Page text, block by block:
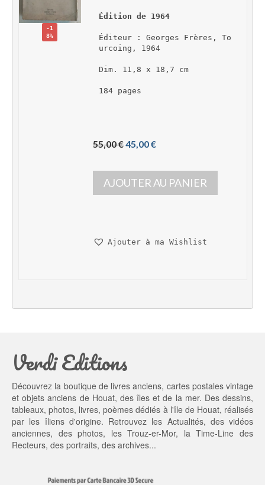
-1
8%
Édition de 1964
Éditeur : Georges Frères, To
urcoing, 1964
Dim. 11,8 x 18,7 cm
184 pages
55,00 €L
p
r
i
i
é
t :
5,
0
0 €.
45,00 €L
p
r
i
t
s
AJOUTER AU PANIER
Ajouter à ma Wishlist
Verdi Editions
Découvrez la boutique de livres anciens, cartes postales vintage
et objets anciens de Houat, des îles et de la mer. Des dessins,
tableaux, photos, livres, poèmes dédiés à l'île de Houat, réalisés
par les îliens d'origine. Retrouvez les Actualités, des vidéos
anciennes, desphotos, lesTrouz-er-Mor, laTime-Line des
Recteurs, des portraits, des archives...